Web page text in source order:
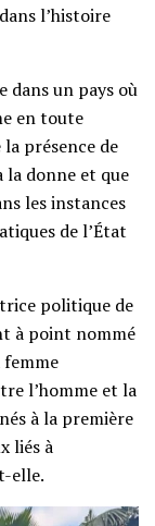
l’histoire
dans un pays où
en toute
la présence de
la donne et que
les instances
de l’État
politique de
à point nommé
l’homme et la
à la première
liés à
elle.